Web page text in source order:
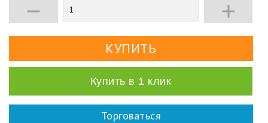
 
Купить в 1 клик
Торговаться